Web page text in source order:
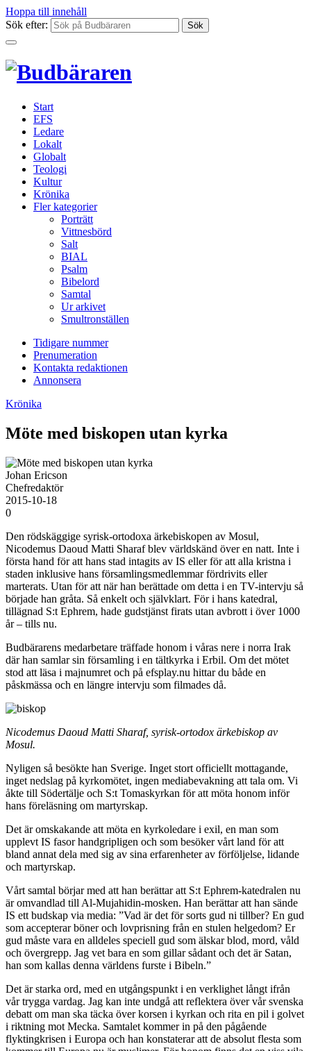
Hoppa till innehåll
Sök efter:
Start
EFS
Ledare
Lokalt
Globalt
Teologi
Kultur
Krönika
Fler kategorier
Porträtt
Vittnesbörd
Salt
BIAL
Psalm
Bibelord
Samtal
Ur arkivet
Smultronställen
Tidigare nummer
Prenumeration
Kontakta redaktionen
Annonsera
Krönika
Möte med biskopen utan kyrka
Johan Ericson
Chefredaktör
2015-10-18
0
Den rödskäggige syrisk-ortodoxa ärkebiskopen av Mosul,
Nicodemus Daoud Matti Sharaf blev världskänd över en natt. Inte i
första hand för att hans stad intagits av IS eller för att alla kristna i
staden inklusive hans församlingsmedlemmar fördrivits eller
marterats. Utan för att när han berättade om detta i en TV-intervju så
började han gråta. Så enkelt och självklart. För i hans katedral,
tillägnad S:t Ephrem, hade gudstjänst firats utan avbrott i över 1000
år – tills nu.
Budbärarens medarbetare träffade honom i våras nere i norra Irak
där han samlar sin församling i en tältkyrka i Erbil. Om det mötet
stod att läsa i majnumret och på efsplay.nu hittar du både en
påskmässa och en längre intervju som filmades då.
Nicodemus Daoud Matti Sharaf, syrisk-ortodox ärkebiskop av
Mosul.
Nyligen så besökte han Sverige. Inget stort officiellt mottagande,
inget nedslag på kyrkomötet, ingen mediabevakning att tala om. Vi
åkte till Södertälje och S:t Tomaskyrkan för att möta honom inför
hans föreläsning om martyrskap.
Det är omskakande att möta en kyrkoledare i exil, en man som
upplevt IS fasor handgripligen och som besöker vårt land för att
bland annat dela med sig av sina erfarenheter av förföljelse, lidande
och martyrskap.
Vårt samtal börjar med att han berättar att S:t Ephrem-katedralen nu
är omvandlad till Al-Mujahidin-mosken. Han berättar att han sände
IS ett budskap via media: ”Vad är det för sorts gud ni tillber? En gud
som accepterar böner och lovprisning från en stulen helgedom? Er
gud måste vara en alldeles speciell gud som älskar blod, mord, våld
och övergrepp. Jag vet bara en som gillar sådant och det är Satan,
han som kallas denna världens furste i Bibeln.”
Det är starka ord, med en utgångspunkt i en verklighet långt ifrån
vår trygga vardag. Jag kan inte undgå att reflektera över vår svenska
debatt om man ska täcka över korsen i kyrkan och rita en pil i golvet
i riktning mot Mecka. Samtalet kommer in på den pågående
flyktingkrisen i Europa och han konstaterar att de absolut flesta som